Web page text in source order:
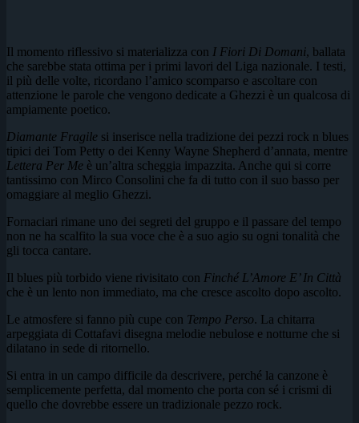
Il momento riflessivo si materializza con I Fiori Di Domani, ballata
che sarebbe stata ottima per i primi lavori del Liga nazionale. I testi,
il più delle volte, ricordano l’amico scomparso e ascoltare con
attenzione le parole che vengono dedicate a Ghezzi è un qualcosa di
ampiamente poetico.
Diamante Fragile si inserisce nella tradizione dei pezzi rock n blues
tipici dei Tom Petty o dei Kenny Wayne Shepherd d’annata, mentre
Lettera Per Me è un’altra scheggia impazzita. Anche qui si corre
tantissimo con Mirco Consolini che fa di tutto con il suo basso per
omaggiare al meglio Ghezzi.
Fornaciari rimane uno dei segreti del gruppo e il passare del tempo
non ne ha scalfito la sua voce che è a suo agio su ogni tonalità che
gli tocca cantare.
Il blues più torbido viene rivisitato con Finché L’Amore E’ In Città
che è un lento non immediato, ma che cresce ascolto dopo ascolto.
Le atmosfere si fanno più cupe con Tempo Perso. La chitarra
arpeggiata di Cottafavi disegna melodie nebulose e notturne che si
dilatano in sede di ritornello.
Si entra in un campo difficile da descrivere, perché la canzone è
semplicemente perfetta, dal momento che porta con sé i crismi di
quello che dovrebbe essere un tradizionale pezzo rock.